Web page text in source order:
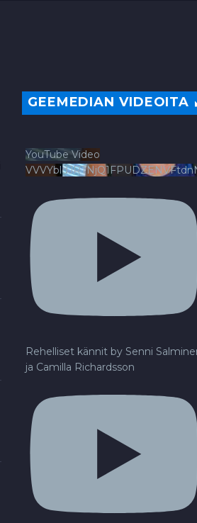
GEEMEDIAN VIDEOITA
YouTube Video
Rehelliset kännit by Senni
ja Camilla Richardsson